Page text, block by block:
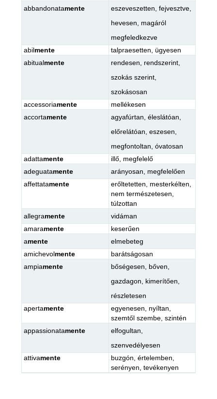
abbandonatamente eszeveszetten fejvesztve,
hevesen
magáról
megfeledkezve
abilmente talpraesetten
ügyesen
abitualmente rendesen rendszerint,
szokás szerint,
szokásosan
accessoriamente
mellékesen
accortamente agyafúrtan éleslátóan
előrelátóan eszesen
megfontoltan óvatosan
adattamente illő, megfelelő
adeguatamente arányosan
megfelelően
affettatamente erőltetetten mesterkélten
nem természetesen
túlzottan
allegramente
vidáman
amaramente
keserűen
amente
elmebeteg
amichevolmente
barátságosan
ampiamente bőségesen bőven
gazdagon
kimerítően
részletesen
apertamente egyenesen nyíltan
szemtől szembe, szintén
appassionatamente elfogultan
szenvedélyesen
attivamente buzgón értelemben
serényen tevékenyen